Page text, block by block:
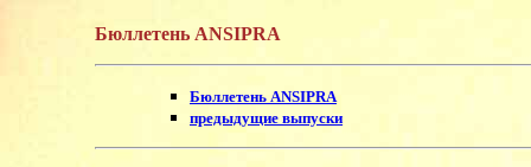
Бюллетень ANSIPRA
Бюллетень ANSIPRA
предыдущие выпуски